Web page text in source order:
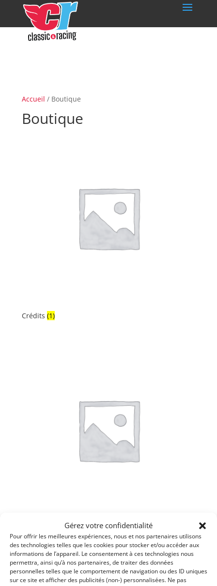
Gérez votre confidentialité
Pour offrir les meilleures expériences, nous et nos partenaires utilisons
des technologies telles que les cookies pour stocker et/ou accéder aux
informations de l’appareil. Le consentement à ces technologies nous
permettra, ainsi qu’à nos partenaires, de traiter des données
personnelles telles que le comportement de navigation ou des ID uniques
sur ce site et afficher des publicités (non-) personnalisées. Ne pas
Accueil / Boutique
Boutique
Crédits (1)